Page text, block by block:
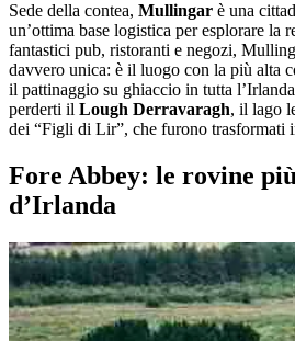
Sede della contea, Mullingar è una
un’ottima base logistica per esplorare la
fantastici pub, ristoranti e negozi,
davvero unica: è il luogo con la più alta
il pattinaggio su ghiaccio in tutta
perderti il Lough Derravaragh, il lago
dei “Figli di Lir”, che furono trasformati
Fore Abbey: le rovine
d’Irlanda